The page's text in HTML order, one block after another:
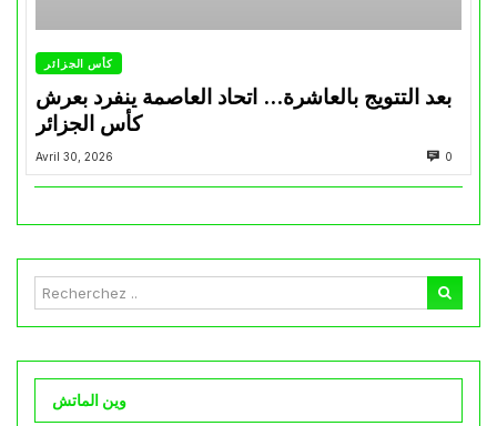
كأس الجزائر
بعد التتويج بالعاشرة… اتحاد العاصمة ينفرد بعرش
كأس الجزائر
Avril 30, 2026 0
وين الماتش